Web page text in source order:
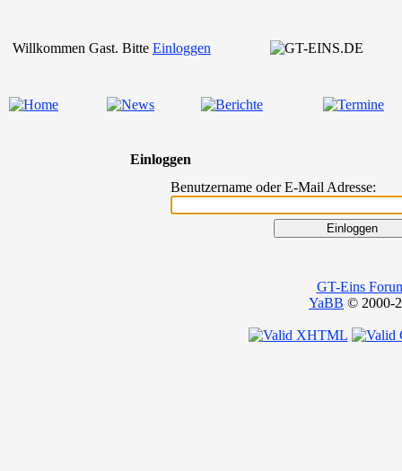
Willkommen Gast. Bitte Einloggen
Einloggen
Benutzername oder E-Mail Adresse:
GT-Eins
YaBB © 2000-